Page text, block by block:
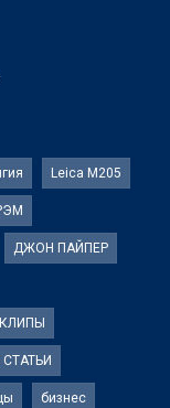
Leica M205
ДЖОН ПАЙПЕР
бизнес